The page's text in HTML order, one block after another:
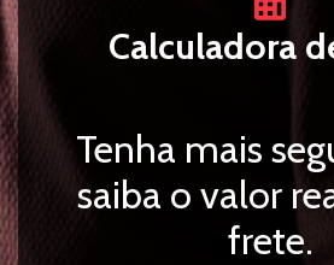
Calculadora
Tenha mais
saiba o valor
frete.